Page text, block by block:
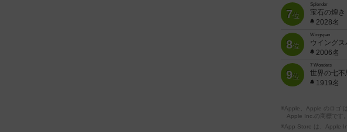
7位
Splendor
宝石の煌き
2028名
8位
Wingspan
ウイングス
2006名
9位
7 Wonders
世界の七不
1919名
※Apple、Apple のロゴ
Apple Inc.の商標です。
※App Store は、Apple